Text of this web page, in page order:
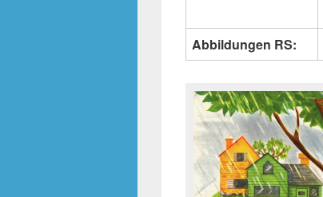
Abbildungen RS: